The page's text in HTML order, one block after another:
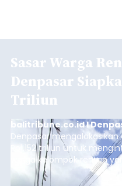
Sasar Warga
Denpasar
Triliun
balitribune.co.id I
Denpasar
Rp1,152 triliun untuk
warga kelompok rentan
garis kemiskinan.
guna menjaga masyarakat